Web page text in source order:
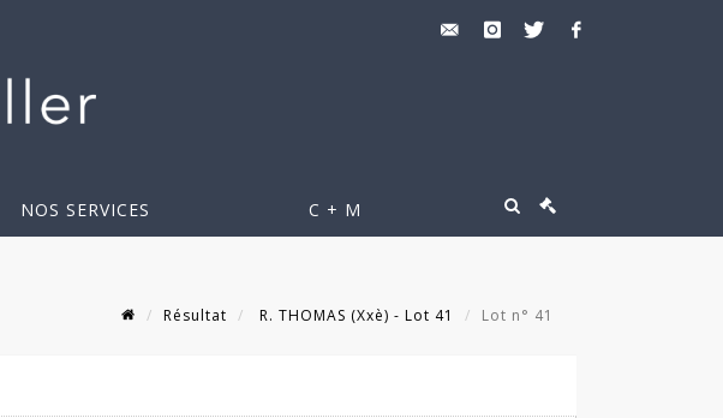
NOS SERVICES C + M
Résultat R. THOMAS (Xxè) - Lot 41 Lot n° 41